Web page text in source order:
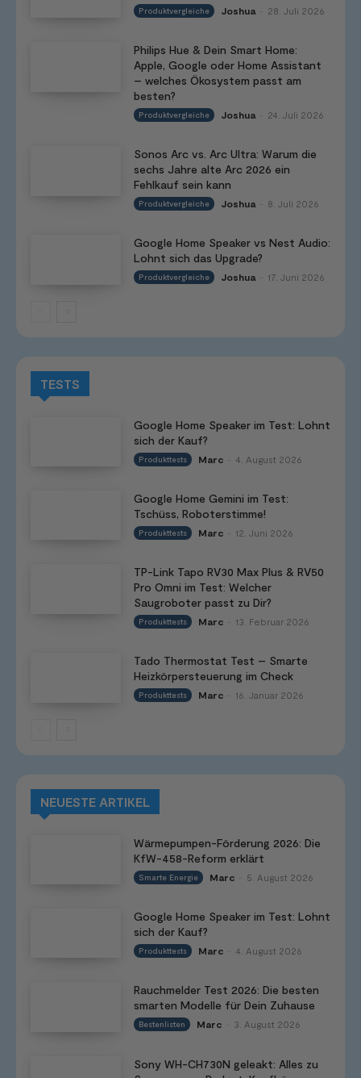
Produktvergleiche Joshua 28. Juli 2026
Philips Hue & Dein Smart Home:
Apple, Google oder Home Assistant
– welches Ökosystem passt am
besten?
Produktvergleiche Joshua 24. Juli 2026
Sonos Arc vs. Arc Ultra: Warum die
sechs Jahre alte Arc 2026 ein
Fehlkauf sein kann
Produktvergleiche Joshua 8. Juli 2026
Google Home Speaker vs Nest Audio:
Lohnt sich das Upgrade?
Produktvergleiche Joshua 17. Juni 2026
TESTS
Google Home Speaker im Test: Lohnt
sich der Kauf?
Produkttests Marc 4. August 2026
Google Home Gemini im Test:
Tschüss, Roboterstimme!
Produkttests Marc 12. Juni 2026
TP-Link Tapo RV30 Max Plus & RV50
Pro Omni im Test: Welcher
Saugroboter passt zu Dir?
Produkttests Marc 13. Februar 2026
Tado Thermostat Test – Smarte
Heizkörpersteuerung im Check
Produkttests Marc 16. Januar 2026
NEUESTE ARTIKEL
Wärmepumpen-Förderung 2026: Die
KfW-458-Reform erklärt
Smarte Energie Marc 5. August 2026
Google Home Speaker im Test: Lohnt
sich der Kauf?
Produkttests Marc 4. August 2026
Rauchmelder Test 2026: Die besten
smarten Modelle für Dein Zuhause
Bestenlisten Marc 3. August 2026
Sony WH-CH730N geleakt: Alles zu